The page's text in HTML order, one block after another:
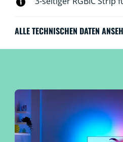
ALLE TECHNISCHEN DATEN